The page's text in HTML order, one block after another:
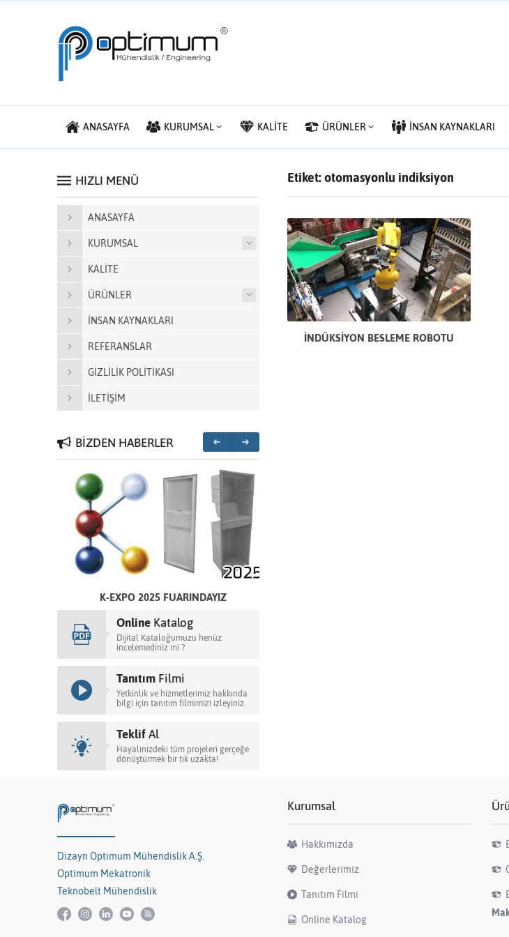
ANASAYFA KURUMSAL KALİTE ÜRÜNLER İNSAN KAYNAKLARI
Etiket:otomasyonlu indiksiyon
İNDÜKSİYON BESLEME ROBOTU
HIZLI MENÜ
ANASAYFA
KURUMSAL
KALİTE
ÜRÜNLER
İNSAN KAYNAKLARI
REFERANSLAR
GİZLİLİK POLİTİKASI
İLETİŞİM
BİZDEN HABERLER
K-EXPO 2025 FUARINDAYIZ
Online Katalog
Dijital Kataloğumuzu henüz
incelemediniz mi ?
Tanıtım Filmi
Yetkinlik ve hizmetlerimiz hakkında
bilgi için tanıtım filmimizi izleyiniz.
Teklif Al
Hayalinizdeki tüm projeleri gerçeğe
dönüştürmek bir tık uzakta!
Dizayn Optimum Mühendislik A.Ş.
Optimum Mekatronik
Teknobelt Mühendislik
Kurumsal
Hakkımızda
Değerlerimiz
Tanıtım Filmi
Online Katalog